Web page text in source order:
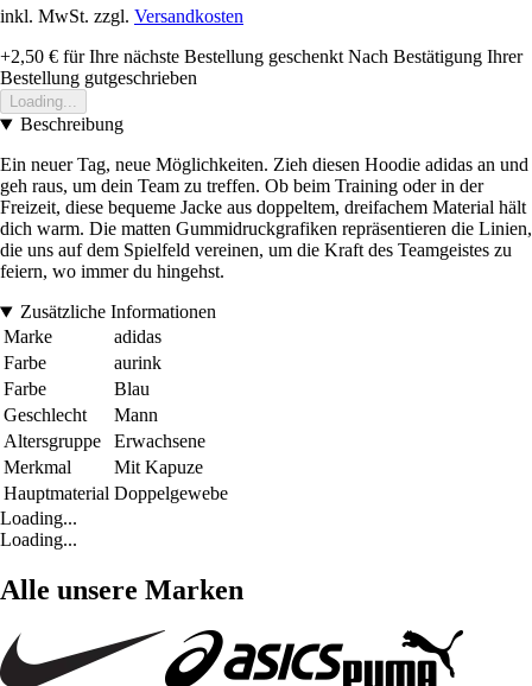
inkl. MwSt. zzgl. Versandkosten
+2,50 € für Ihre nächste Bestellung geschenkt Nach Bestätigung Ihrer
Bestellung gutgeschrieben
Loading...
Beschreibung
Ein neuer Tag, neue Möglichkeiten. Zieh diesen Hoodie adidas an und
geh raus, um dein Team zu treffen. Ob beim Training oder in der
Freizeit, diese bequeme Jacke aus doppeltem, dreifachem Material hält
dich warm. Die matten Gummidruckgrafiken repräsentieren die Linien,
die uns auf dem Spielfeld vereinen, um die Kraft des Teamgeistes zu
feiern, wo immer du hingehst.
Zusätzliche Informationen
Marke
adidas
Farbe
aurink
Farbe
Blau
Geschlecht
Mann
Altersgruppe
Erwachsene
Merkmal
Mit Kapuze
Hauptmaterial Doppelgewebe
Loading...
Loading...
Alle unsere Marken